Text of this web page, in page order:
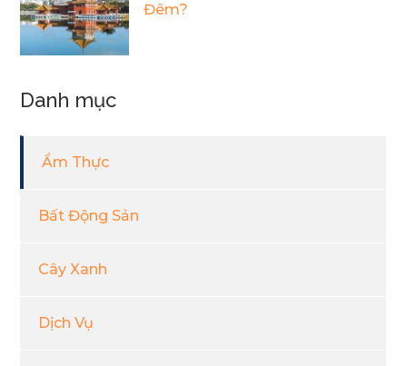
Đêm?
Danh mục
Ẩm Thực
Bất Động Sản
Cây Xanh
Dịch Vụ